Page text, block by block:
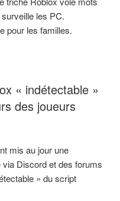
les PC.
pour les familles.
« indétectable »
des joueurs
mis au jour une
Discord et des forums
» du script